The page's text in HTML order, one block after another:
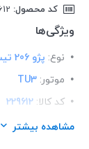
کد محصول:
ویژگی‌ها
نوع: پژو 206 تیپ 2 و 3
موتور: TU3
کد کالا: 229612
لیست محصولات:
مشاهده بیشتر